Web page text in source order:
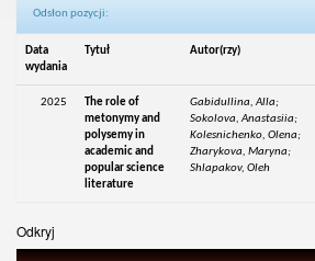
Odsłon pozycji:
Data
wydania
Tytuł Autor(rzy)
2025
The role of
metonymy and
polysemy in
academic and
popular science
literature
Gabidullina, Alla;
Sokolova, Anastasiia;
Kolesnichenko, Olena;
Zharykova, Maryna;
Shlapakov, Oleh
Odkryj